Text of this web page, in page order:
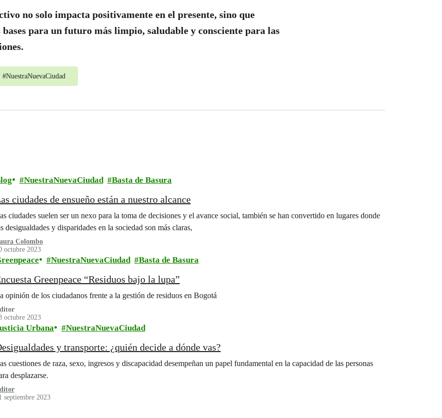
no solo impacta positivamente en el presente, sino que
para un futuro más limpio, saludable y consciente para las
#NuestraNuevaCiudad
NuestraNuevaCiudad Basta de Basura
ciudades de ensueño están a nuestro alcance
ciudades suelen ser un nexo para la toma de decisiones y el avance social, también se han convertido en lugares donde
desigualdades y disparidades en la sociedad son más claras,
Colombo
octubre 2023
NuestraNuevaCiudad Basta de Basura
Greenpeace “Residuos bajo la lupa”
opinión de los ciudadanos frente a la gestión de residuos en Bogotá
octubre 2023
Urbana NuestraNuevaCiudad
y transporte: ¿quién decide a dónde vas?
cuestiones de raza, sexo, ingresos y discapacidad desempeñan un papel fundamental en la capacidad de las personas
desplazarse.
septiembre 2023